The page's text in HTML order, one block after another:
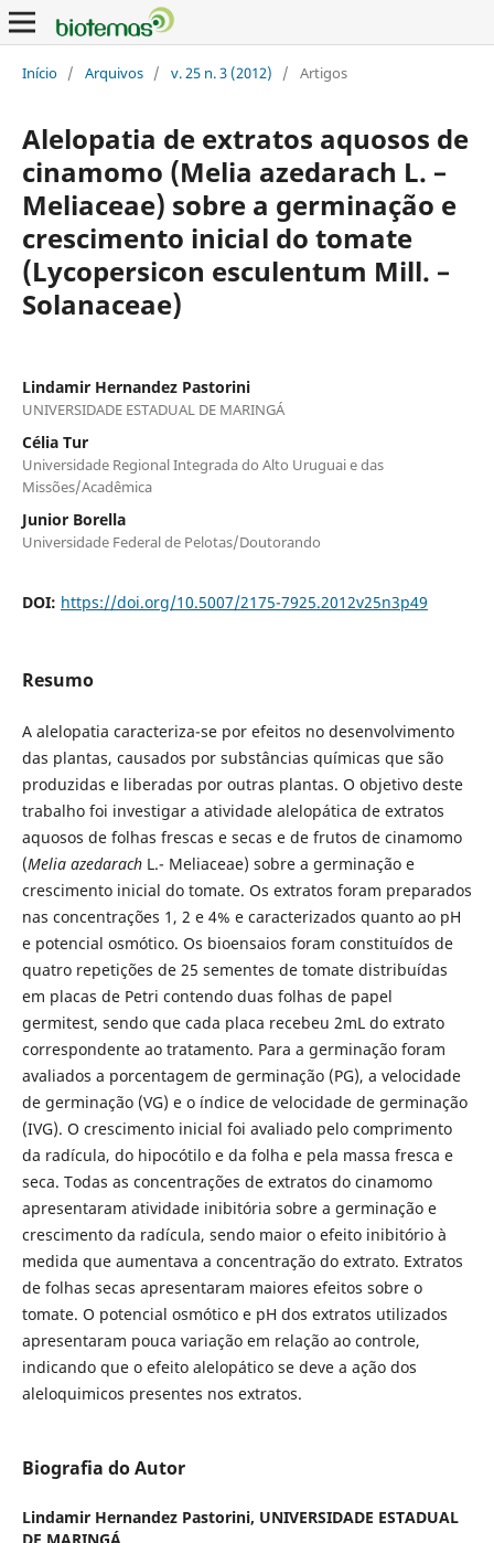
Início / Arquivos / v. 25 n. 3 (2012) / Artigos
Alelopatia de extratos aquosos de
cinamomo (Melia azedarach L. –
Meliaceae) sobre a germinação e
crescimento inicial do tomate
(Lycopersicon esculentum Mill. –
Solanaceae)
Lindamir Hernandez Pastorini
UNIVERSIDADE ESTADUAL DE MARINGÁ
Célia Tur
Universidade Regional Integrada do Alto Uruguai e das
Missões/Acadêmica
Junior Borella
Universidade Federal de Pelotas/Doutorando
DOI: https://doi.org/10.5007/2175-7925.2012v25n3p49
Resumo
A alelopatia caracteriza-se por efeitos no desenvolvimento
das plantas, causados por substâncias químicas que são
produzidas e liberadas por outras plantas. O objetivo deste
trabalho foi investigar a atividade alelopática de extratos
aquosos de folhas frescas e secas e de frutos de cinamomo
(Melia azedarach L.- Meliaceae) sobre a germinação e
crescimento inicial do tomate. Os extratos foram preparados
nas concentrações 1, 2 e 4% e caracterizados quanto ao pH
e potencial osmótico. Os bioensaios foram constituídos de
quatro repetições de 25 sementes de tomate distribuídas
em placas de Petri contendo duas folhas de papel
germitest, sendo que cada placa recebeu 2mL do extrato
correspondente ao tratamento. Para a germinação foram
avaliados a porcentagem de germinação (PG), a velocidade
de germinação (VG) e o índice de velocidade de germinação
(IVG). O crescimento inicial foi avaliado pelo comprimento
da radícula, do hipocótilo e da folha e pela massa fresca e
seca. Todas as concentrações de extratos do cinamomo
apresentaram atividade inibitória sobre a germinação e
crescimento da radícula, sendo maior o efeito inibitório à
medida que aumentava a concentração do extrato. Extratos
de folhas secas apresentaram maiores efeitos sobre o
tomate. O potencial osmótico e pH dos extratos utilizados
apresentaram pouca variação em relação ao controle,
indicando que o efeito alelopático se deve a ação dos
aleloquimicos presentes nos extratos.
Biografia do Autor
Lindamir Hernandez Pastorini, UNIVERSIDADE ESTADUAL